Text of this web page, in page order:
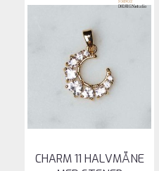
CHARM 11 HALVMÅNE